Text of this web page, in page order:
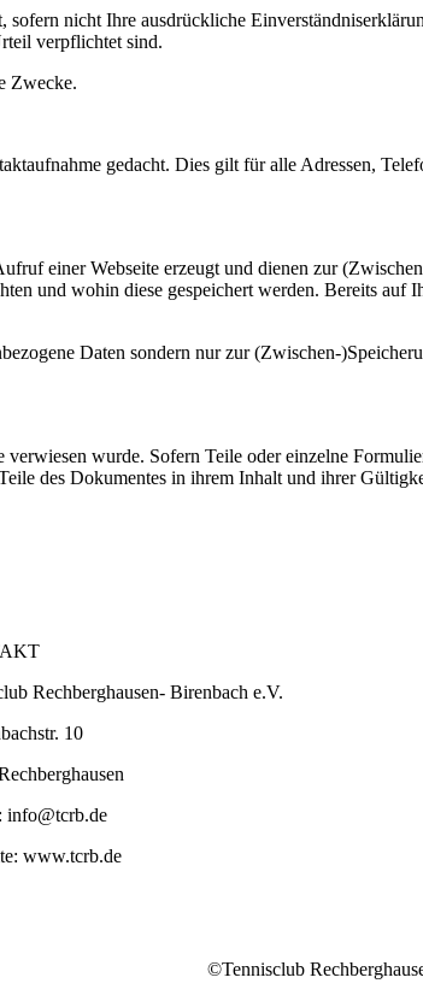
nicht Ihre ausdrückliche
verpflichtet sind.
Zwecke.
gedacht. Dies gilt für alle Adressen,
einer Webseite erzeugt und dienen zur
und wohin diese gespeichert werden. Bereits auf
Daten sondern nur zur (Zwischen-
wurde. Sofern Teile oder einzelne
des Dokumentes in ihrem Inhalt und ihrer
Rechberghausen- Birenbach e.V.
10
info@tcrb.de
www.tcrb.de
©️Tennisclub